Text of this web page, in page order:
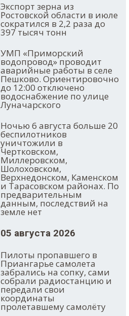
Экспорт зерна из
Ростовской области в июле
сократился в 2,2 раза до
397 тысяч тонн
УМП «Приморский
водопровод» проводит
аварийные работы в селе
Пешково. Ориентировочно
до 12:00 отключено
водоснабжение по улице
Луначарского
Ночью 6 августа больше 20
беспилотников
уничтожили в
Чертковском,
Миллеровском,
Шолоховском,
Верхнедонском, Каменском
и Тарасовском районах. По
предварительным
данным, последствий на
земле нет
05 августа 2026
Пилоты пропавшего в
Приангарье самолета
забрались на сопку, сами
собрали радиостанцию и
передали свои
координаты
пролетавшему самолёту